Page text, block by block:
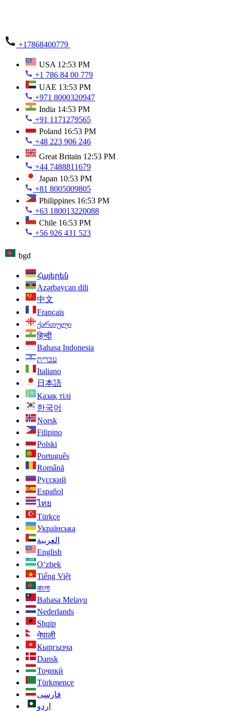
+17868400779
USA 12:53 PM
+1 786 84 00 779
UAE 13:53 PM
+971 8000320947
India 14:53 PM
+91 1171279565
Poland 16:53 PM
+48 223 906 246
Great Britain 12:53 PM
+44 7488811679
Japan 10:53 PM
+81 8005009805
Philippines 16:53 PM
+63 180013220088
Chile 16:53 PM
+56 926 431 523
bgd
Հայերեն
Azərbaycan dili
中文
Français
ქართული
हिन्दी
Bahasa Indonesia
עברית
Italiano
日本語
Қазақ тілі
한국어
Norsk
Filipino
Polski
Português
Română
Русский
Español
ไทย
Türkçe
Українська
العربية
English
O‘zbek
Tiếng Việt
বাংলা
Bahasa Melayu
Nederlands
Shqip
नेपाली
Кыргызча
Dansk
Тоҷикӣ
Türkmençe
فارسی
اردو